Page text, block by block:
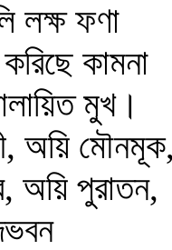
লক্ষ ফণা
কামনা
মুখ।
অয়ি
অয়ি পুরাতন,